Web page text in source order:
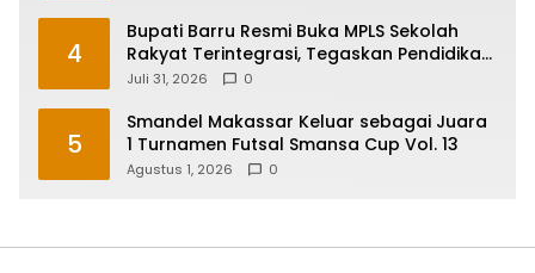
4
Bupati Barru Resmi Buka MPLS Sekolah
Rakyat Terintegrasi, Tegaskan Pendidikan
Kunci Masa Depan Generasi
Juli 31, 2026 0
5
Smandel Makassar Keluar sebagai Juara
1 Turnamen Futsal Smansa Cup Vol. 13
Agustus 1, 2026 0